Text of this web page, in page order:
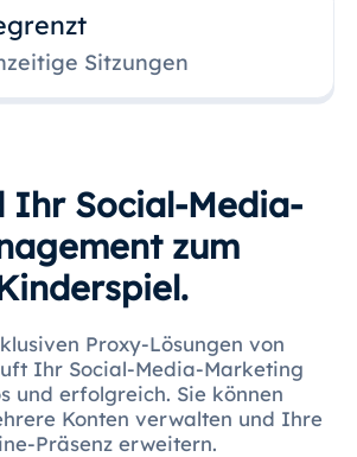
Sitzungen
Ihr Social-Media-
zum
Proxy-Lösungen von
Ihr Social-Media-Marketing
und erfolgreich. Sie können
Konten verwalten und Ihre
Präsenz erweitern.